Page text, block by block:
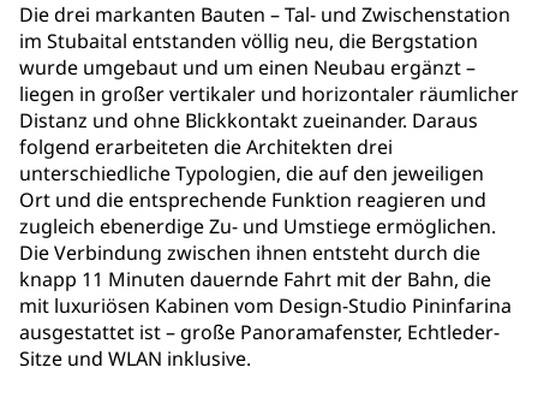
Die drei markanten Bauten – Tal- und Zwischenstation
im Stubaital entstanden völlig neu, die Bergstation
wurde umgebaut und um einen Neubau ergänzt –
liegen in großer vertikaler und horizontaler räumlicher
Distanz und ohne Blickkontakt zueinander. Daraus
folgend erarbeiteten die Architekten drei
unterschiedliche Typologien, die auf den jeweiligen
Ort und die entsprechende Funktion reagieren und
zugleich ebenerdige Zu- und Umstiege ermöglichen.
Die Verbindung zwischen ihnen entsteht durch die
knapp 11 Minuten dauernde Fahrt mit der Bahn, die
mit luxuriösen Kabinen vom Design-Studio Pininfarina
ausgestattet ist – große Panoramafenster, Echtleder-
Sitze und WLAN inklusive.